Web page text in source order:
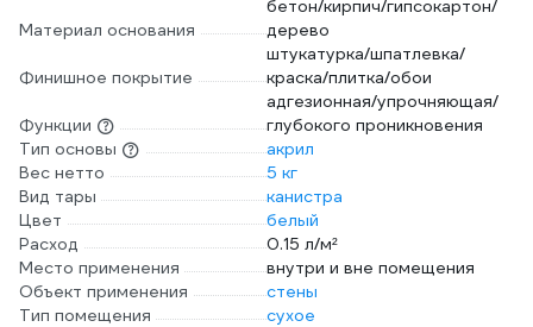
Материал основания
бетон/кирпич/гипсокартон/
дерево
Финишное покрытие
штукатурка/шпатлевка/
краска/плитка/обои
Функции
адгезионная/упрочняющая/
глубокого проникновения
Тип основы
акрил
Вес нетто
5 кг
Вид тары
канистра
Цвет
белый
Расход
0.15 л/м²
Место применения
внутри и вне помещения
Объект применения
стены
Тип помещения
сухое